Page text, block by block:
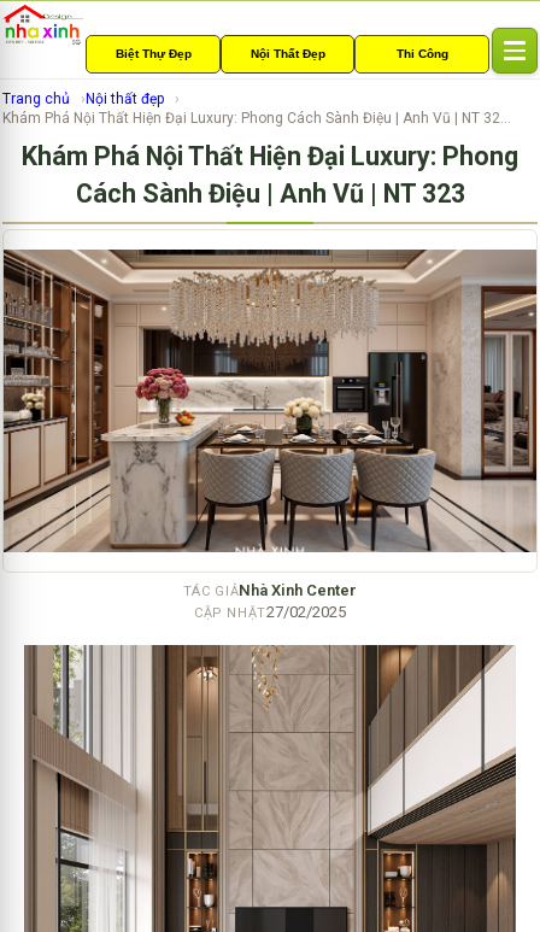
Biệt Thự Đẹp Nội Thất Đẹp Thi Công
g
l
a
v
i
g
a
t
o
n
Trang chủ
Nội thất đẹp
Khám Phá Nội Thất Hiện Đại Luxury: Phong Cách Sành Điệu | Anh Vũ | NT 32...
Khám Phá Nội Thất Hiện Đại Luxury: Phong
Cách Sành Điệu | Anh Vũ | NT 323
TÁC GIẢNhà Xinh Center
CẬP NHẬT27/02/2025